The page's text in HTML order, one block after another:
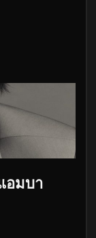
อมบา